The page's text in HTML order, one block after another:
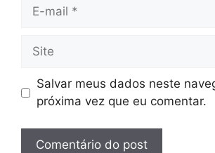
Site
Salvar meus dados neste
próxima vez que eu comentar.